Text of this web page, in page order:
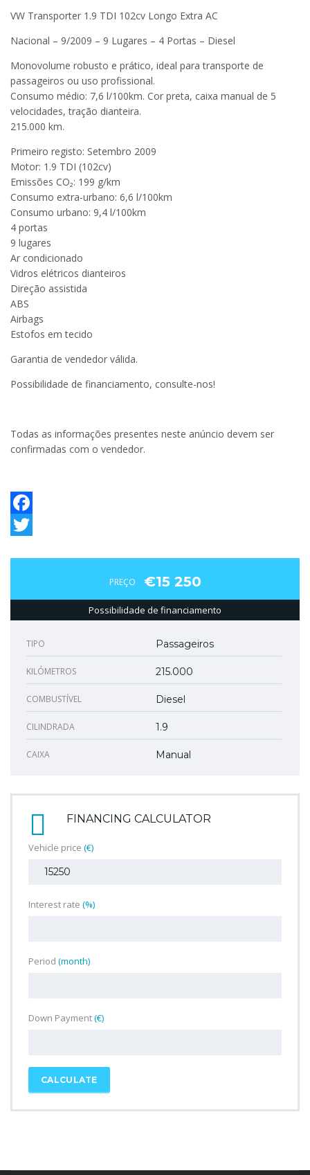
VW Transporter 1.9 TDI 102cv Longo Extra AC
Nacional – 9/2009 – 9 Lugares – 4 Portas – Diesel
Monovolume robusto e prático, ideal para transporte de
passageiros ou uso profissional.
Consumo médio: 7,6 l/100km. Cor preta, caixa manual de 5
velocidades, tração dianteira.
215.000 km.
Primeiro registo: Setembro 2009
Motor: 1.9 TDI (102cv)
Emissões CO₂: 199 g/km
Consumo extra-urbano: 6,6 l/100km
Consumo urbano: 9,4 l/100km
4 portas
9 lugares
Ar condicionado
Vidros elétricos dianteiros
Direção assistida
ABS
Airbags
Estofos em tecido
Garantia de vendedor válida.
Possibilidade de financiamento, consulte-nos!
Todas as informações presentes neste anúncio devem ser
confirmadas com o vendedor.
Facebook
PREÇO €15 250
Possibilidade de financiamento
TIPO Passageiros
KILÓMETROS 215.000
COMBUSTÍVEL Diesel
CILINDRADA 1.9
CAIXA Manual
FINANCING CALCULATOR
Vehicle price (€)
Interest rate (%)
Period (month)
Down Payment(€)
CALCULATE